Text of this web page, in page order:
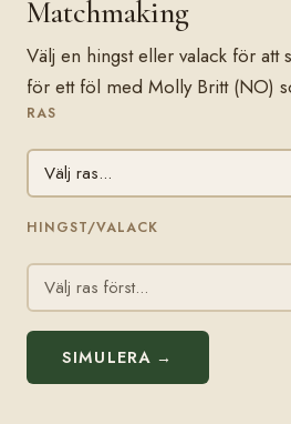
Matchmaking
Välj en hingst eller valack för att
för ett föl med Molly Britt (NO)
RAS
HINGST/VALACK
SIMULERA →